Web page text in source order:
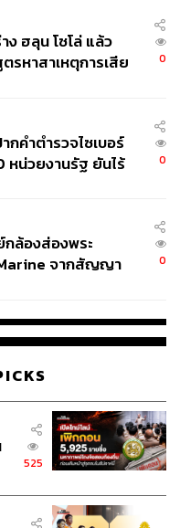
ระหว่างการถอยรถ
งซ้ายและขวาของตัว
นนั้น และระบบช่วย
Warning) ระบบนี้จะ
จับ
นเลน LAS (Lane
ยนต์ให้อยู่ในเลนหรือ
ได้แก่ ระบบช่วยเตือน
ง ฮลุน โซโล่ แล้ว
รหาสาเหตุการเสีย
0
กคำตำรวจไซเบอร์
หน่วยงานรัฐ ยันไร้
0
ล้องส่องพระ
จากสัญญา
บุแบรนด์
0
525